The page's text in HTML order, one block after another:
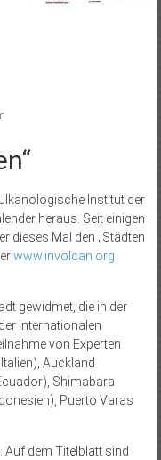
Institut der
heraus. Seit einigen
dieses Mal den „Städten
www.involcan.org
gewidmet, die in der
internationalen
von Experten
Auckland
Shimabara
Puerto Varas
Auf dem Titelblatt sind